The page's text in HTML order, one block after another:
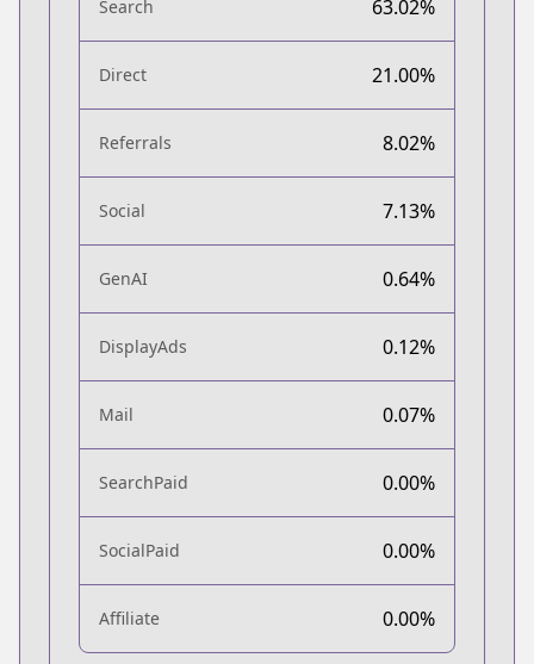
Search 63.02%
Direct 21.00%
Referrals 8.02%
Social 7.13%
GenAI 0.64%
DisplayAds 0.12%
Mail 0.07%
SearchPaid 0.00%
SocialPaid 0.00%
Affiliate 0.00%